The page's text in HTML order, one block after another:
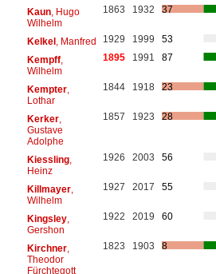
Kaun, Hugo
Wilhelm
1863 1932 37
Kelkel, Manfred 1929 1999
53
Kempff,
Wilhelm
1895 1991 87
Kempter,
Lothar
1844 1918 23
Kerker,
Gustave
Adolphe
1857 1923 28
Kiessling,
Heinz
1926 2003 56
Killmayer,
Wilhelm
1927 2017 55
Kingsley,
Gershon
1922 2019 60
Kirchner,
Theodor
Fürchtegott
1823 1903 8